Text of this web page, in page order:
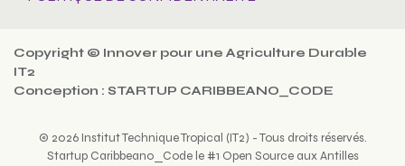
Copyright © Innover pour une Agriculture Durable
IT2
Conception : STARTUP CARIBBEANO_CODE
© 2026 Institut Technique Tropical (IT2) - Tous droits réservés.
Startup Caribbeano_Code le #1 Open Source aux Antilles